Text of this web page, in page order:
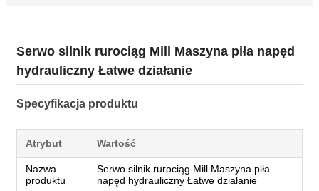
Serwo silnik rurociąg Mill Maszyna piła napęd
hydrauliczny Łatwe działanie
Specyfikacja produktu
Atrybut Wartość
Nazwa
produktu
Serwo silnik rurociąg Mill Maszyna piła
napęd hydrauliczny Łatwe działanie